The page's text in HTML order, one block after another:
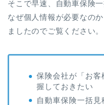
そこで早速、自動車保険
なぜ個人情報が必要なの
ましたのでご覧ください。
保険会社が「お
握しておきたい
自動車保険一括